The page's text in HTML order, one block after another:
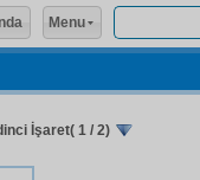
İşaret( 1 / 2)
Menu